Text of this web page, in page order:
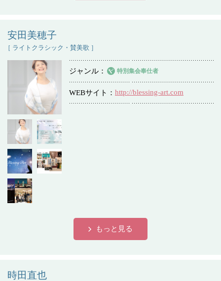
安田美穂子
［ ライトクラシック・賛美歌 ］
ジャンル 特別集会奉仕者
WEBサイト http://blessing-art.com
もっと見る
時田直也